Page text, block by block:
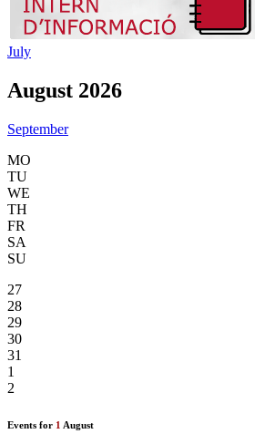
July
August 2026
September
MO
TU
WE
TH
FR
SA
SU
27
28
29
30
31
1
2
Events for 1 August